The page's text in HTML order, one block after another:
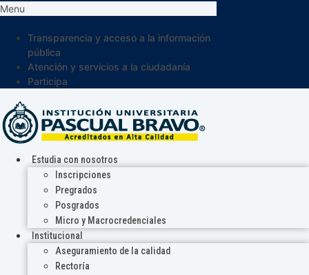
Menu
Transparencia y acceso a la información
pública
Atención y servicios a la ciudadanía
Participa
Estudia con nosotros
Inscripciones
Pregrados
Posgrados
Micro y Macrocredenciales
Institucional
Aseguramiento de la calidad
Rectoría